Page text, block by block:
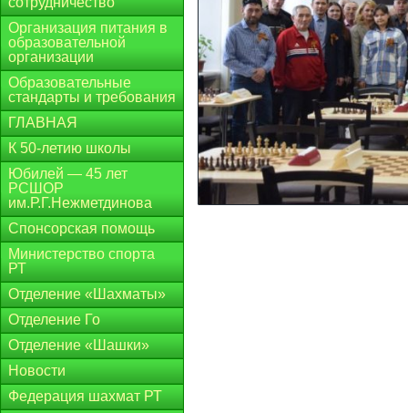
Организация питания в
образовательной
организации
Образовательные
стандарты и требования
ГЛАВНАЯ
К 50-летию школы
Юбилей — 45 лет
РСШОР
им.Р.Г.Нежметдинова
Спонсорская помощь
Министерство спорта
РТ
Отделение «Шахматы»
Отделение Го
Отделение «Шашки»
Новости
Федерация шахмат РТ